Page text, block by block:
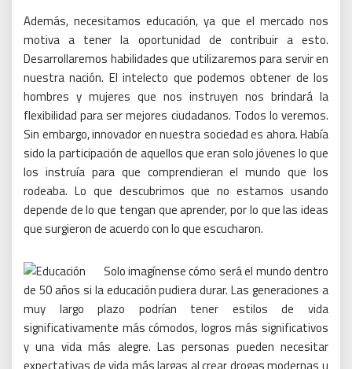
Además, necesitamos educación, ya que el mercado nos
motiva a tener la oportunidad de contribuir a esto.
Desarrollaremos habilidades que utilizaremos para servir en
nuestra nación. El intelecto que podemos obtener de los
hombres y mujeres que nos instruyen nos brindará la
flexibilidad para ser mejores ciudadanos. Todos lo veremos.
Sin embargo, innovador en nuestra sociedad es ahora.Había
sido la participación de aquellos que eran solo jóvenes lo que
los instruía para que comprendieran el mundo que los
rodeaba. Lo que descubrimos que no estamos usando
depende de lo que tengan que aprender, por lo que las ideas
que surgieron de acuerdo con lo que escucharon.
Solo imagínense cómo será el mundo dentro
de 50 años si la educación pudiera durar.Las generaciones a
muy largo plazo podrían tener estilos de vida
significativamente más cómodos, logros más significativos
y una vida más alegre. Las personas pueden necesitar
expectativas de vida más largas al crear drogas modernas u